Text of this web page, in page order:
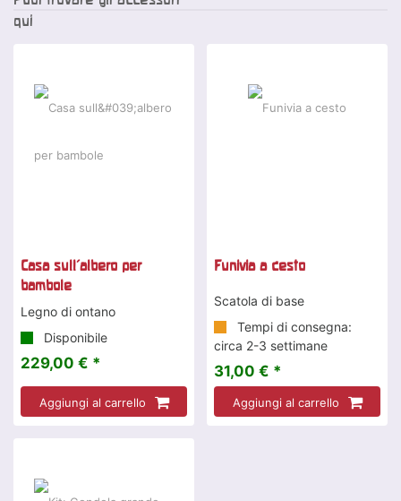
qui
Casa sull'albero per
bambole
Legno di ontano
Disponibile
229,00 € *
Aggiungi al carrello
Funivia a cesto
Scatola di base
Tempi di consegna:
circa 2-3 settimane
31,00 € *
Aggiungi al carrello